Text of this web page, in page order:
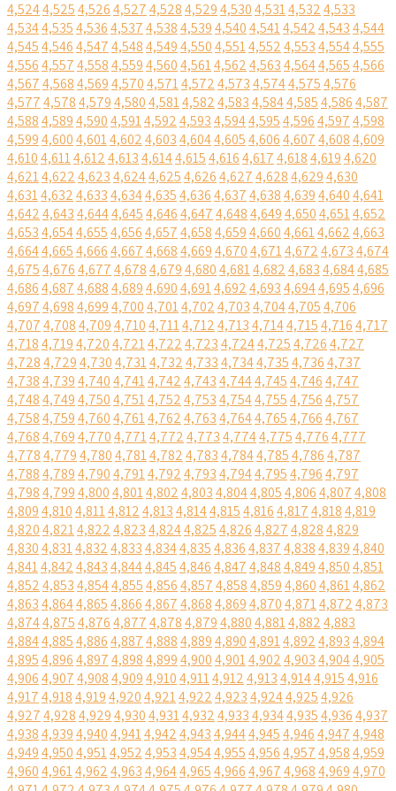
4,5244,5254,5264,5274,5284,5294,5304,5314,5324,533
4,5344,5354,5364,5374,5384,5394,5404,5414,5424,5434,544
4,5454,5464,5474,5484,5494,5504,5514,5524,5534,5544,555
4,5564,5574,5584,5594,5604,5614,5624,5634,5644,5654,566
4,5674,5684,5694,5704,5714,5724,5734,5744,5754,576
4,5774,5784,5794,5804,5814,5824,5834,5844,5854,5864,587
4,5884,5894,5904,5914,5924,5934,5944,5954,5964,5974,598
4,5994,6004,6014,6024,6034,6044,6054,6064,6074,6084,609
4,6104,6114,6124,6134,6144,6154,6164,6174,6184,6194,620
4,6214,6224,6234,6244,6254,6264,6274,6284,6294,630
4,6314,6324,6334,6344,6354,6364,6374,6384,6394,6404,641
4,6424,6434,6444,6454,6464,6474,6484,6494,6504,6514,652
4,6534,6544,6554,6564,6574,6584,6594,6604,6614,6624,663
4,6644,6654,6664,6674,6684,6694,6704,6714,6724,6734,674
4,6754,6764,6774,6784,6794,6804,6814,6824,6834,6844,685
4,6864,6874,6884,6894,6904,6914,6924,6934,6944,6954,696
4,6974,6984,6994,7004,7014,7024,7034,7044,7054,706
4,7074,7084,7094,7104,7114,7124,7134,7144,7154,7164,717
4,7184,7194,7204,7214,7224,7234,7244,7254,7264,727
4,7284,7294,7304,7314,7324,7334,7344,7354,7364,737
4,7384,7394,7404,7414,7424,7434,7444,7454,7464,747
4,7484,7494,7504,7514,7524,7534,7544,7554,7564,757
4,7584,7594,7604,7614,7624,7634,7644,7654,7664,767
4,7684,7694,7704,7714,7724,7734,7744,7754,7764,777
4,7784,7794,7804,7814,7824,7834,7844,7854,7864,787
4,7884,7894,7904,7914,7924,7934,7944,7954,7964,797
4,7984,7994,8004,8014,8024,8034,8044,8054,8064,8074,808
4,8094,8104,8114,8124,8134,8144,8154,8164,8174,8184,819
4,8204,8214,8224,8234,8244,8254,8264,8274,8284,829
4,8304,8314,8324,8334,8344,8354,8364,8374,8384,8394,840
4,8414,8424,8434,8444,8454,8464,8474,8484,8494,8504,851
4,8524,8534,8544,8554,8564,8574,8584,8594,8604,8614,862
4,8634,8644,8654,8664,8674,8684,8694,8704,8714,8724,873
4,8744,8754,8764,8774,8784,8794,8804,8814,8824,883
4,8844,8854,8864,8874,8884,8894,8904,8914,8924,8934,894
4,8954,8964,8974,8984,8994,9004,9014,9024,9034,9044,905
4,9064,9074,9084,9094,9104,9114,9124,9134,9144,9154,916
4,9174,9184,9194,9204,9214,9224,9234,9244,9254,926
4,9274,9284,9294,9304,9314,9324,9334,9344,9354,9364,937
4,9384,9394,9404,9414,9424,9434,9444,9454,9464,9474,948
4,9494,9504,9514,9524,9534,9544,9554,9564,9574,9584,959
4,9604,9614,9624,9634,9644,9654,9664,9674,9684,9694,970